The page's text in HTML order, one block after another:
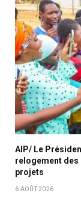
AIP/ Le
relogement des
projets
6 AOÛT 2026